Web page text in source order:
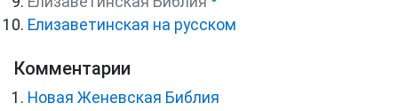
Елизаветинская на русском
Комментарии
Новая Женевская Библия